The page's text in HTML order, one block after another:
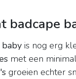
badcape
baby is nog erg
met een
groeien echter